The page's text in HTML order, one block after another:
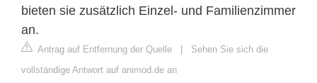
bieten sie zusätzlich Einzel- und Familienzimmer
an.
Antrag auf Entfernung der Quelle
Sehen Sie sich die
vollständige Antwort auf animod.de an